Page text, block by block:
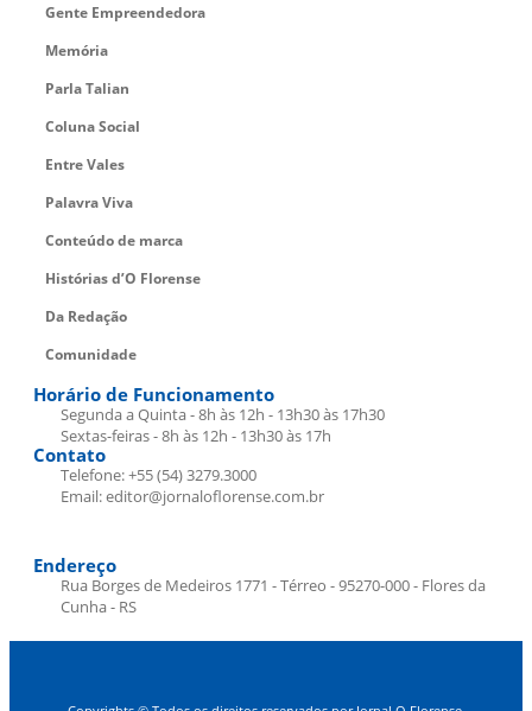
Gente Empreendedora
Memória
Parla Talian
Coluna Social
Entre Vales
Palavra Viva
Conteúdo de marca
Histórias d’O Florense
Da Redação
Comunidade
Horário de Funcionamento
Segunda a Quinta - 8h às 12h - 13h30 às 17h30
Sextas-feiras - 8h às 12h - 13h30 às 17h
Contato
Telefone: +55 (54) 3279.3000
Email: editor@jornaloflorense.com.br
Endereço
Rua Borges de Medeiros 1771 - Térreo - 95270-000 - Flores da
Cunha - RS